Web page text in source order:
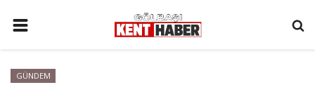
İLETIŞIM
GÜNDEM